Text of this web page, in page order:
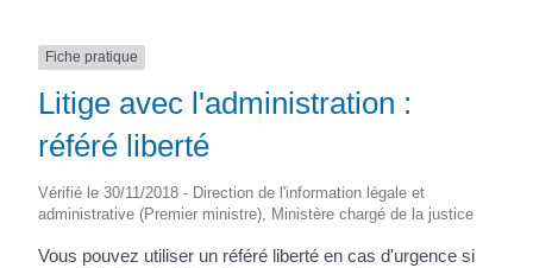
Fiche pratique
Litige avec l'administration :
référé liberté
Vérifié le 30/11/2018 - Direction de l'information légale et
administrative (Premier ministre), Ministère chargé de la justice
Vous pouvez utiliser un référé liberté en cas d'urgence si